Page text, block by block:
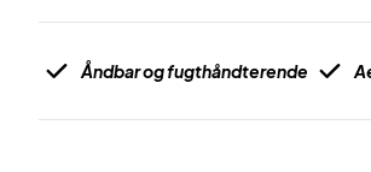
Åndbar og fugthåndterende